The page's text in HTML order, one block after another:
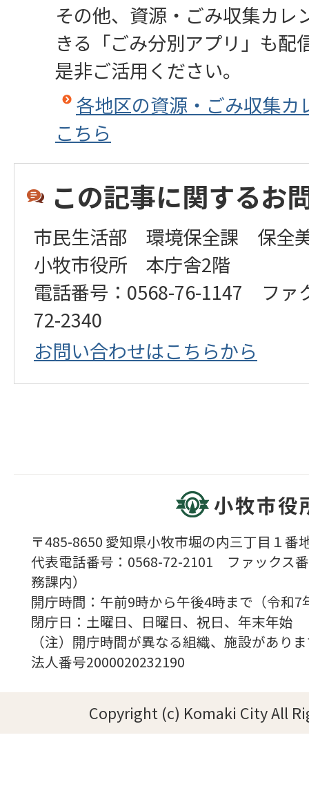
その他、資源・ごみ収集カレ
きる「ごみ分別アプリ」も配
是非ご活用ください。
各地区の資源・ごみ収集カ
こちら
この記事に関するお
市民生活部 環境保全課 保全
小牧市役所 本庁舎2階
電話番号：0568-76-1147 ファ
72-2340
お問い合わせはこちらから
小牧市役
〒485-8650 愛知県小牧市堀の内三丁目１番
代表電話番号：0568-72-2101 ファックス
務課内）
開庁時間：午前9時から午後4時まで（令
閉庁日：土曜日、日曜日、祝日、年末年始
（注）開庁時間が異なる組織、施設があり
法人番号2000020232190
Copyright (c) Komaki City All